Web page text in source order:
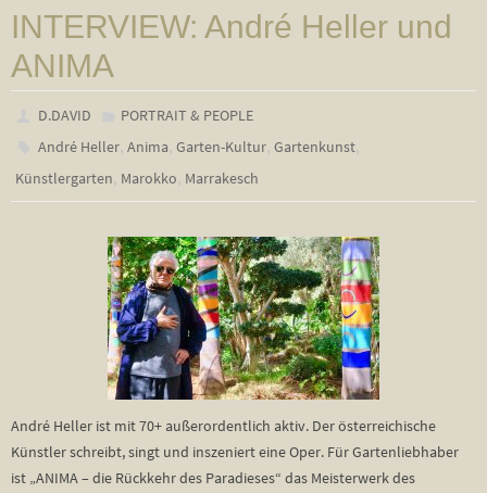
INTERVIEW: André Heller und
ANIMA
D.DAVID
PORTRAIT & PEOPLE
André Heller,Anima,Garten-Kultur,Gartenkunst,
Künstlergarten, Marokko, Marrakesch
André Heller ist mit 70+ außerordentlich aktiv. Der österreichische
Künstler schreibt, singt und inszeniert eine Oper. Für Gartenliebhaber
ist „ANIMA – die Rückkehr des Paradieses“ das Meisterwerk des